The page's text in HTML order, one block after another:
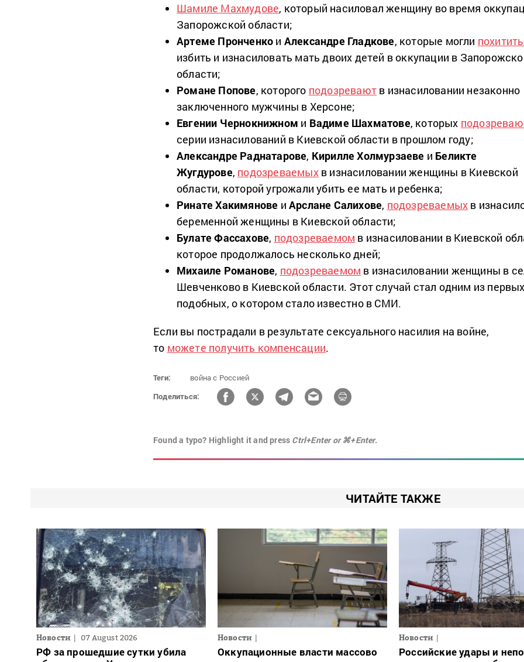
Шамиле Махмудове, который насиловал женщину во время
Запорожской области;
Артеме Пронченко и Александре Гладкове, которые могли похитить
избить и изнасиловать мать двоих детей в оккупации в
области;
Романе Попове, которого подозревают в изнасиловании незаконно
заключенного мужчины в Херсоне;
Евгении Чернокнижном и Вадиме Шахматове, которых
серии изнасилований в Киевской области в прошлом году;
Александре Раднатарове, Кирилле Холмурзаеве и Беликте
Жугдурове, подозреваемыхв изнасиловании женщины в Киевской
области, которой угрожали убить ее мать и ребенка;
Ринате Хакимянове иАрслане Салихове, подозреваемых в
беременной женщины в Киевской области;
Булате Фассахове, подозреваемом в изнасиловании в Киевской
которое продолжалось несколько дней;
Михаиле Романове, подозреваемом в изнасиловании женщины в
Шевченково в Киевской области. Этот случай стал одним из
подобных, о котором стало известно в СМИ.
Если вы пострадали в результате сексуального насилия на войне,
то можете получить компенсации.
Теги:
война с Россией
Поделиться:
Found a typo? Highlight it and press Ctrl+Enter or ⌘+Enter.
ЧИТАЙТЕ ТАКЖЕ
Новости 07 August 2026
РФ за прошедшие сутки убила
Новости
Оккупационные власти массово
Новости
Российские удары и